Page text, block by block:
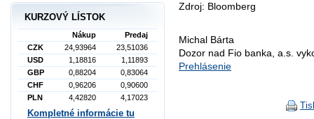
Zdroj: Bloomberg
Michal Bárta
Dozor nad Fio banka, a.s.
Prehlásenie
KURZOVÝ LÍSTOK
Nákup
Predaj
CZK
24,93964
23,51036
USD
1,18816
1,11893
GBP
0,88204
0,83064
CHF
0,96206
0,90600
PLN
4,42820 4,17023
Kompletné informácie tu